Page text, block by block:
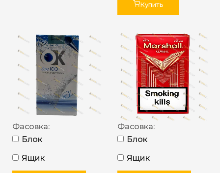
Купить
Фасовка:
Блок
Ящик
Фасовка:
Блок
Ящик